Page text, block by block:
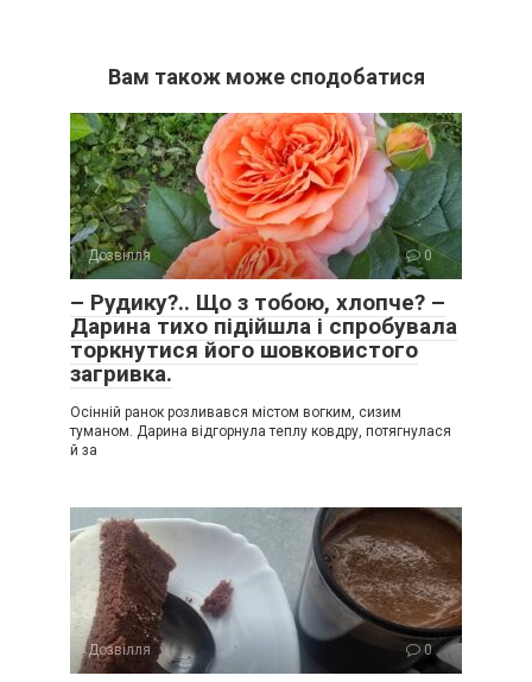
Вам також може сподобатися
Дозвілля 0
– Рудику?.. Що з тобою, хлопче? –
Дарина тихо підійшла і спробувала
торкнутися його шовковистого
загривка.
Осінній ранок розливався містом вогким, сизим
туманом. Дарина відгорнула теплу ковдру, потягнулася
й за
Дозвілля 0